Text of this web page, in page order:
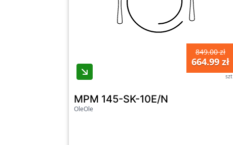
849.00 zł
664.99 zł
szt
MPM 145-SK-10E/N
OleOle